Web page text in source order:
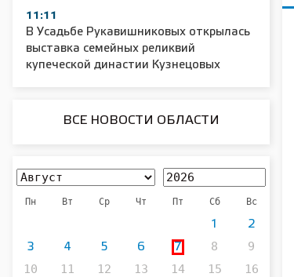
11:11
В Усадьбе Рукавишниковых открылась
выставка семейных реликвий
купеческой династии Кузнецовых
ВСЕ НОВОСТИ ОБЛАСТИ
Пн Вт Ср Чт Пт Сб Вс
1 2
3 4 5 6 7 8
9
10
11 12 13 14 15
16